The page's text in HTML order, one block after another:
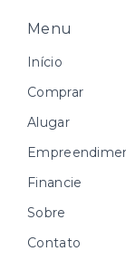
Menu
Início
Comprar
Alugar
Financie
Sobre
Contato